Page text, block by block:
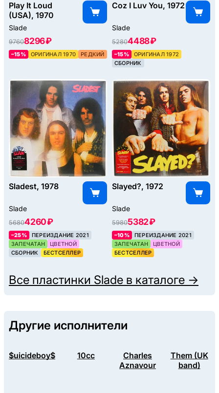
Play It Loud
(USA), 1970
Slade
97608296 ₽
–15% ОРИГИНАЛ 1970 РЕДКИЙ
Coz I Luv You, 1972
Slade
52804488 ₽
–15%
ОРИГИНАЛ 1972
СБОРНИК
Sladest, 1978
Slade
56804260 ₽
–25%
ПЕРЕИЗДАНИЕ 2021
ЗАПЕЧАТАН
ЦВЕТНОЙ
СБОРНИК
БЕСТСЕЛЛЕР
Slayed?, 1972
Slade
59805382 ₽
–10%
ПЕРЕИЗДАНИЕ 2021
ЗАПЕЧАТАН
ЦВЕТНОЙ
БЕСТСЕЛЛЕР
Все пластинки Slade в каталоге →
Другие исполнители
$uicideboy$ 10cc
Charles
Aznavour
Them (UK
band)